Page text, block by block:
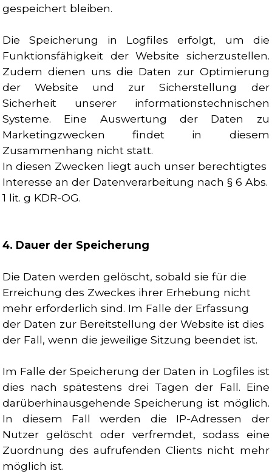
gespeichert bleiben.
Die Speicherung in Logfiles erfolgt, um die
Funktionsfähigkeit der Website sicherzustellen.
Zudem dienen uns die Daten zur Optimierung
der Website und zur Sicherstellung der
Sicherheit unserer informationstechnischen
Systeme. Eine Auswertung der Daten zu
Marketingzwecken findet in diesem
Zusammenhang nicht statt.
In diesen Zwecken liegt auch unser berechtigtes
Interesse an der Datenverarbeitung nach § 6 Abs.
1 lit. g KDR-OG.
4. Dauer der Speicherung
Die Daten werden gelöscht, sobald sie für die
Erreichung des Zweckes ihrer Erhebung nicht
mehr erforderlich sind. Im Falle der Erfassung
der Daten zur Bereitstellung der Website ist dies
der Fall, wenn die jeweilige Sitzung beendet ist.
Im Falle der Speicherung der Daten in Logfiles ist
dies nach spätestens drei Tagen der Fall. Eine
darüberhinausgehende Speicherung ist möglich.
In diesem Fall werden die IP-Adressen der
Nutzer gelöscht oder verfremdet, sodass eine
Zuordnung des aufrufenden Clients nicht mehr
möglich ist.